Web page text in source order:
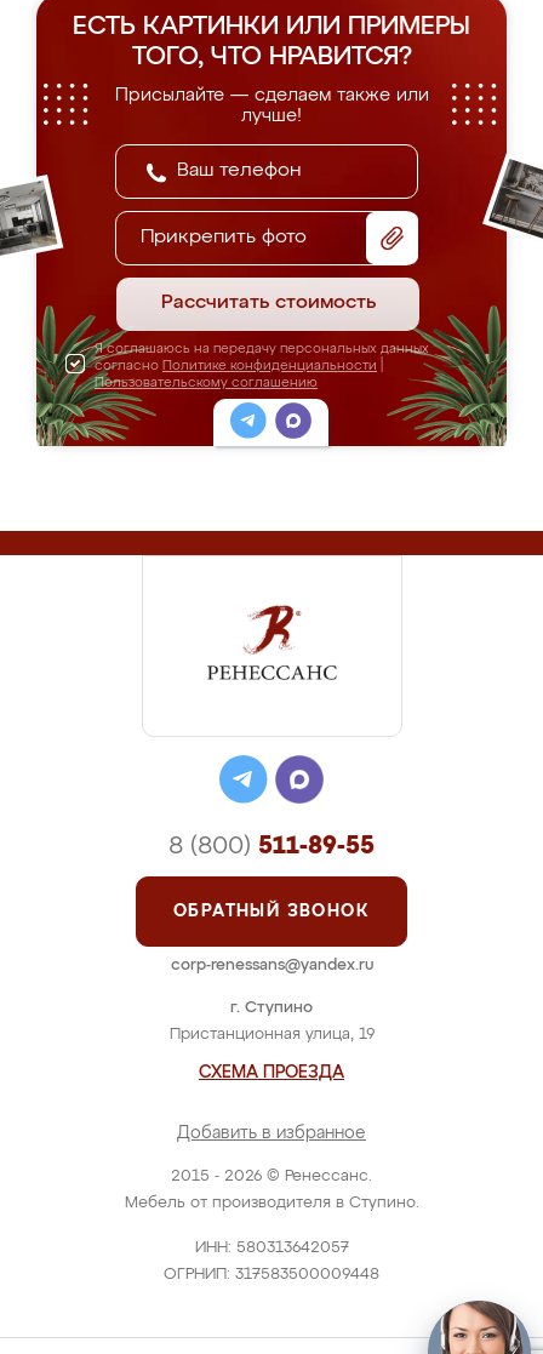
ЕСТЬ КАРТИНКИ ИЛИ ПРИМЕРЫ
ТОГО, ЧТО НРАВИТСЯ?
Присылайте — сделаем также или
лучше!
Прикрепить фото
Рассчитать стоимость
Я соглашаюсь на передачу персональных данных
согласно Политике конфиденциальности
Пользовательскому соглашению
2015 - 2026 © Ренессанс.
Мебель от производителя в Ступино.
ИНН: 580313642057
ОГРНИП: 317583500009448
г. Ступино
Пристанционная улица, 19
СХЕМА ПРОЕЗДА
Добавить в избранное
8 (800) 511-89-55
ОБРАТНЫЙ ЗВОНОК
corp-renessans@yandex.ru